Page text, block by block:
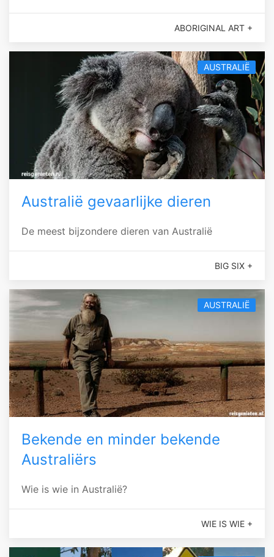
ABORIGINAL ART +
AUSTRALIË
Australië gevaarlijke dieren
De meest bijzondere dieren van Australië
BIG SIX +
AUSTRALIË
Bekende en minder bekende
Australiërs
Wie is wie in Australië?
WIE IS WIE +